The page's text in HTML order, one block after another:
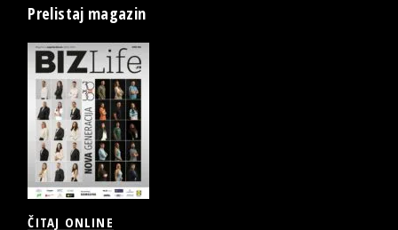
Prelistaj magazin
ČITAJ ONLINE